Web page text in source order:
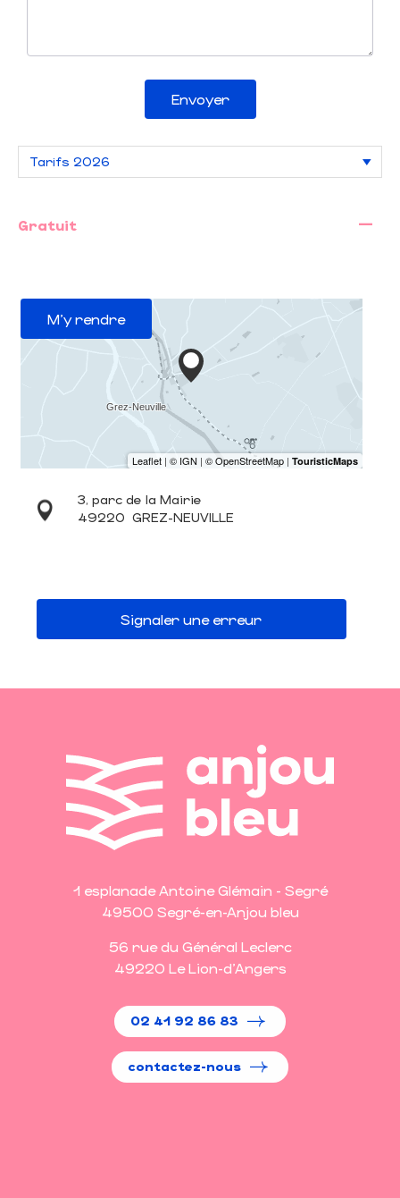
Envoyer
Gratuit —
M'y rendre
3, parc de la Mairie
49220 GREZ-NEUVILLE
Signaler une erreur
1 esplanade Antoine Glémain - Segré
49500 Segré-en-Anjou bleu
56 rue du Général Leclerc
49220 Le Lion-d'Angers
02 41 92 86 83
contactez-nous